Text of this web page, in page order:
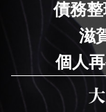
債務
滋
個人